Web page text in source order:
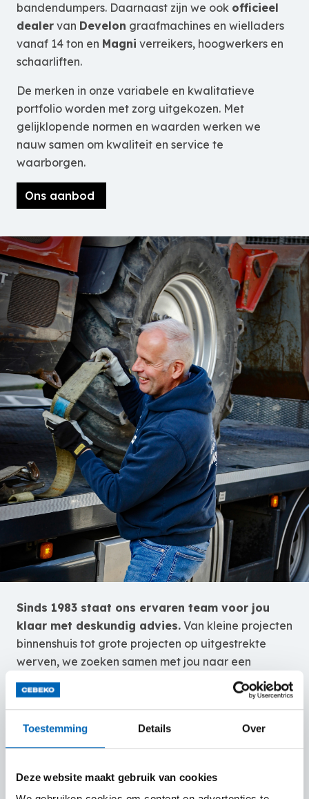
Toestemming Details Over
Deze website maakt gebruik van cookies
bandendumpers. Daarnaast zijn we ook officieel
dealer van Develon graafmachines en wielladers
vanaf 14 ton en Magni verreikers, hoogwerkers en
schaarliften.
De merken in onze variabele en kwalitatieve
portfolio worden met zorg uitgekozen. Met
gelijklopende normen en waarden werken we
nauw samen om kwaliteit en service te
waarborgen.
Ons aanbod
Sinds 1983 staat ons ervaren team voor jou
klaar met deskundig advies. Van kleine projecten
binnenshuis tot grote projecten op uitgestrekte
werven, we zoeken samen met jou naar een
gepaste oplossing.
Onze ervaren chauffeurs gaan snel en zorgvuldig
te werk bij het leveren van de huurmachine(s) bij
jouw thuis of op de werf.
Merk je een technisch probleem op? Of is jouw
machine toe aan een onderhoudsbeurt?